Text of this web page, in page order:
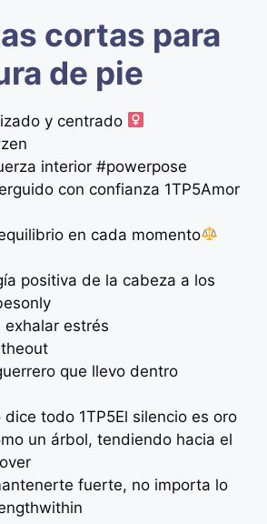
cortas para
de pie
y centrado
interior #powerpose
con confianza 1TP5Amor
en cada momento
positiva de la cabeza a los
estrés
que llevo dentro
todo 1TP5El silencio es oro
un árbol, tendiendo hacia el
fuerte, no importa lo